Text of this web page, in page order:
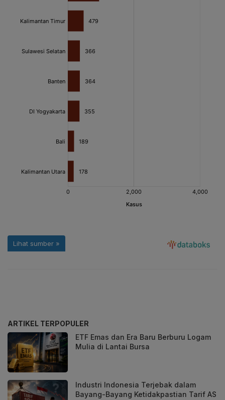
ARTIKEL TERPOPULER
ETF Emas dan Era Baru Berburu Logam
Mulia di Lantai Bursa
Industri Indonesia Terjebak dalam
Bayang-Bayang Ketidakpastian Tarif AS